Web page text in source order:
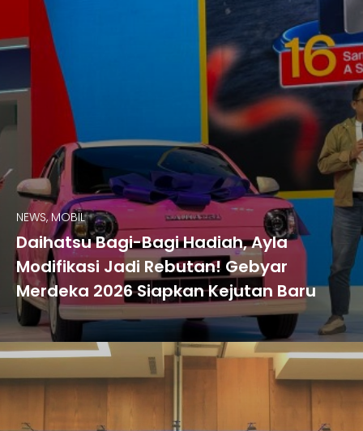
NEWS, MOBIL
Daihatsu Bagi-Bagi Hadiah, Ayla
Modifikasi Jadi Rebutan! Gebyar
Merdeka 2026 Siapkan Kejutan Baru